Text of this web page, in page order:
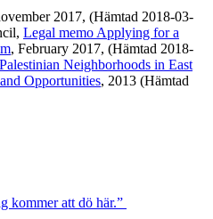
2017, (Hämtad 2018-03-
Legal memo Applying for a
, February 2017, (Hämtad 2018-
Neighborhoods in East
Opportunities, 2013 (Hämtad